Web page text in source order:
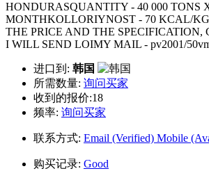
HONDURASQUANTITY - 40 000 TONS
MONTHKOLLORIYNOST - 70 KCAL/
THE PRICE AND THE
I WILL SEND LOIMY MAIL - pv2001/
进口到: 韩国
所需数量: 询问买家
收到的报价:18
频率: 询问买家
联系方式: Email (Verified) Mobile
购买记录: Good